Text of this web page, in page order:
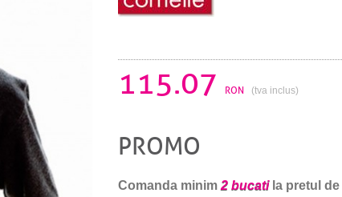
115.07 RON (tva inclus)
PROMO
Comanda minim 2 bucatila pretul de